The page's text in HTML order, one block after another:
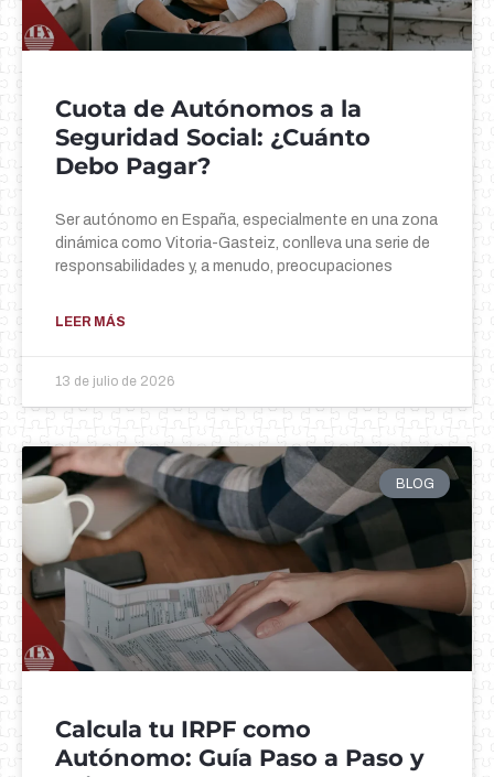
Cuota de Autónomos a la
Seguridad Social: ¿Cuánto
Debo Pagar?
Ser autónomo en España, especialmente en una zona
dinámica como Vitoria-Gasteiz, conlleva una serie de
responsabilidades y, a menudo, preocupaciones
LEER MÁS
13 de julio de 2026
BLOG
Calcula tu IRPF como
Autónomo: Guía Paso a Paso y